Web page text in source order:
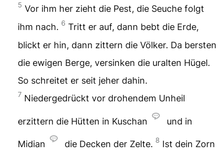
5 Vor ihm her zieht die Pest, die Seuche folgt
ihm nach. 6 Tritt er auf, dann bebt die Erde,
blickt er hin, dann zittern die Völker. Da bersten
die ewigen Berge, versinken die uralten Hügel.
So schreitet er seit jeher dahin.
7 Niedergedrückt vor drohendem Unheil
erzittern die Hütten in Kuschan und in
Midian die Decken der Zelte. 8 Ist dein Zorn